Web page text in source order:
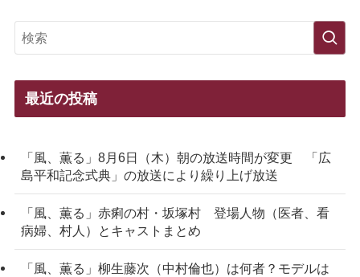
最近の投稿
「風、薫る」8月6日（木）朝の放送時間が変更 「広
島平和記念式典」の放送により繰り上げ放送
「風、薫る」赤痢の村・坂塚村 登場人物（医者、看
病婦、村人）とキャストまとめ
「風、薫る」柳生藤次（中村倫也）は何者？モデルは